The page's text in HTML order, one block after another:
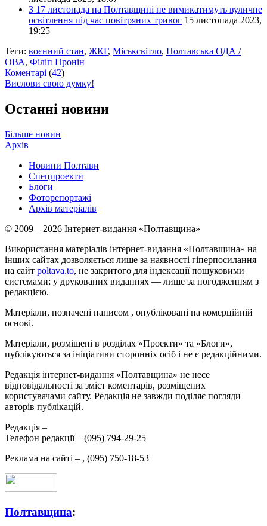
З 17 листопада на Полтавщині не вимикатимуть вуличне
освітлення під час повітряних тривог 15 листопада 2023,
19:25
Теги: воєнний стан, ЖКГ, Міськсвітло, Полтавська ОДА /
ОВА, Філіп Пронін
Коментарі (42)
Вислови свою думку!
Останні новини
Більше новин
Архів
Новини Полтави
Спецпроекти
Блоги
Фоторепортажі
Архів матеріалів
© 2009 – 2026 Інтернет-видання «Полтавщина»
Використання матеріалів інтернет-видання «Полтавщина» на
інших сайтах дозволяється лише за наявності гіперпосилання
на сайт poltava.to, не закритого для індексації пошуковими
системами; у друкованих виданнях — лише за погодженням з
редакцією.
Матеріали, позначені написом , опубліковані на комерційній
основі.
Матеріали, розміщені в розділах «Проекти» та «Блоги»,
публікуються за ініціативи сторонніх осіб і не є редакційними.
Редакція інтернет-видання «Полтавщина» не несе
відповідальності за зміст коментарів, розміщених
користувачами сайту. Редакція не завжди поділяє погляди
авторів публікацій.
Редакція –
Телефон редакції – (095) 794-29-25
Реклама на сайті – , (095) 750-18-53
Полтавщина: